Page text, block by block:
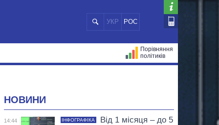
УКР РОС
Порівняння
політиків
НОВИНИ
14:44 ІНФОГРАФІКА
Від 1 місяця – до 5